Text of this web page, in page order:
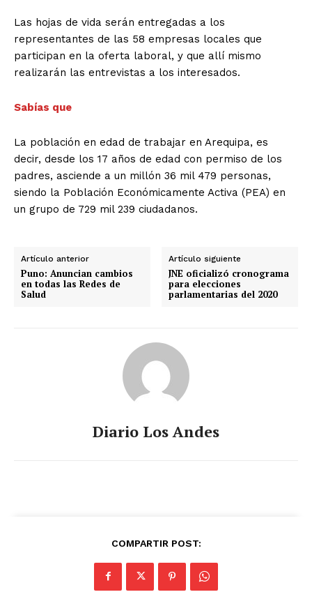
Las hojas de vida serán entregadas a los
representantes de las 58 empresas locales que
participan en la oferta laboral, y que allí mismo
realizarán las entrevistas a los interesados.
Sabías que
La población en edad de trabajar en Arequipa, es
decir, desde los 17 años de edad con permiso de los
padres, asciende a un millón 36 mil 479 personas,
siendo la Población Económicamente Activa (PEA) en
un grupo de 729 mil 239 ciudadanos.
Artículo anterior
Puno: Anuncian cambios
en todas las Redes de
Salud
Artículo siguiente
JNE oficializó cronograma
para elecciones
parlamentarias del 2020
Diario Los Andes
COMPARTIR POST: